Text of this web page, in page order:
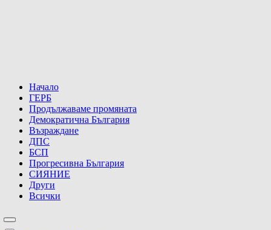
Начало
ГЕРБ
Продължаваме промяната
Демократична България
Възраждане
ДПС
БСП
Прогресивна България
СИЯНИЕ
Други
Всички